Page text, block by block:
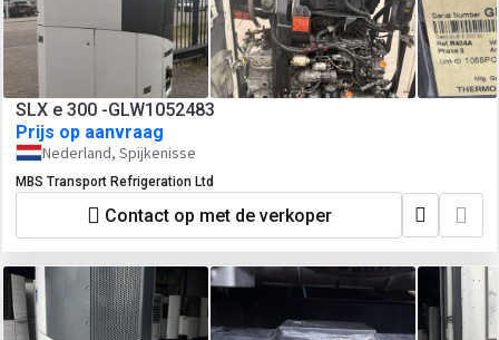
SLX e 300 -GLW1052483
Prijs op aanvraag
Nederland, Spijkenisse
MBS Transport Refrigeration Ltd
Contact op met de verkoper